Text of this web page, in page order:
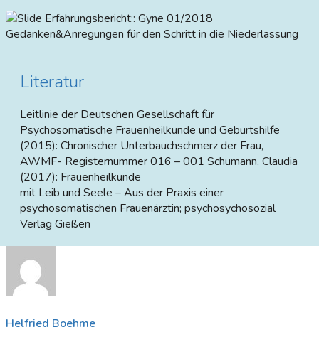
Erfahrungsbericht:: Gyne 01/2018
Gedanken&Anregungen für den Schritt in die Niederlassung
Literatur
Leitlinie der Deutschen Gesellschaft für
Psychosomatische Frauenheilkunde und Geburtshilfe
(2015): Chronischer Unterbauchschmerz der Frau,
AWMF- Registernummer 016 – 001 Schumann, Claudia
(2017): Frauenheilkunde
mit Leib und Seele – Aus der Praxis einer
psychosomatischen Frauenärztin; psychosychosozial
Verlag Gießen
Helfried Boehme